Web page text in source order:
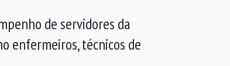
de servidores da
enfermeiros, técnicos de